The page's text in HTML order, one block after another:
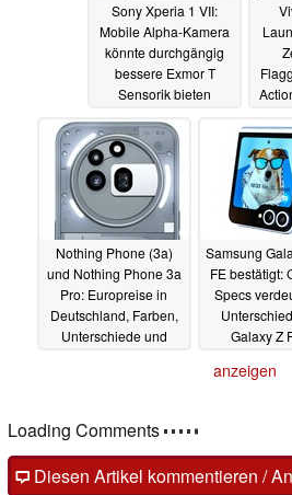
Sony Xperia 1 VII:
Mobile Alpha-Kamera
könnte durchgängig
bessere Exmor T
Sensorik bieten
Nothing Phone (3a)
und Nothing Phone 3a
Pro: Europreise in
Deutschland, Farben,
Unterschiede und
Samsung
FE bestätigt:
Specs
Galaxy Z
anzeigen
Loading Comments
Diesen Artikel kommentieren /